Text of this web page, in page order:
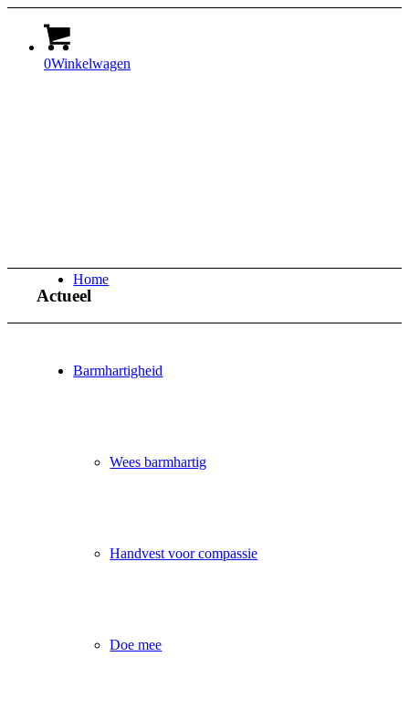
0Winkelwagen
Home
Barmhartigheid
Wees barmhartig
Handvest voor compassie
Doe mee
Actueel